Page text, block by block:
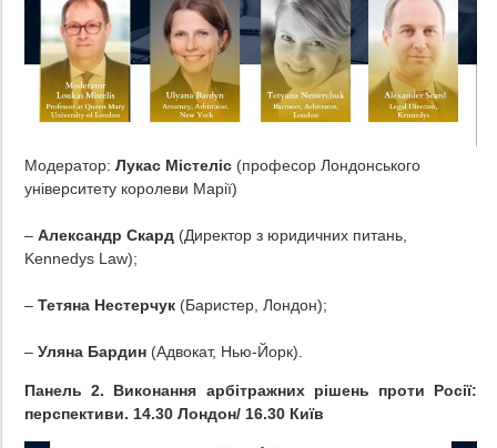
Модератор: Лукас Містеліс (професор Лондонського
університету королеви Марії)
– Aлександр Скард (Директор з юридичних питань,
Kennedys Law);
– Тетяна Нестерчук (Баристер, Лондон);
– Уляна Бардин (Адвокат, Нью-Йорк).
Панель2. Виконання арбітражних рішень проти Росії:
перспективи. 14.30 Лондон/ 16.30 Київ